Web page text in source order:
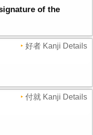
of the
好者 Kanji Details
付就 Kanji Details